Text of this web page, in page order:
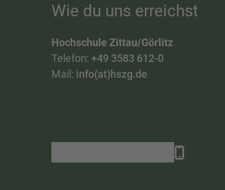
Wie du uns erreichst
Hochschule Zittau/Görlitz
Telefon: +49 3583 612-0
Mail: info(at)hszg.de